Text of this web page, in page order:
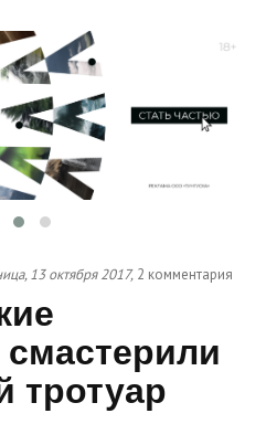
13 октября 2017, 2 комментария
тротуар